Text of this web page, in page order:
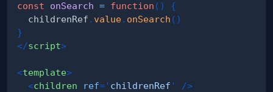
const
onSearch = function ( )
{
  childrenRef
. value. onSearch ( )
}
</script>
<template>
<children ref= ' childrenRef '
/>